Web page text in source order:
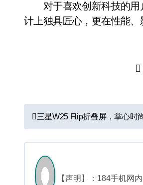
对于喜欢创新科技的用
计上独具匠心，更在性能、
文
章
导
航
三星W25 Flip折叠屏，掌心时
【声明】：184手机网